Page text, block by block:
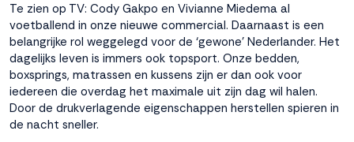
plaatsen we alleen
functionele en
analytische cookies.
Accepteren
Te zien op TV: Cody Gakpo en Vivianne Miedema al
voetballend in onze nieuwe commercial. Daarnaast is een
belangrijke rol weggelegd voor de ‘gewone’ Nederlander. Het
dagelijks leven is immers ook topsport. Onze bedden,
boxsprings, matrassen en kussens zijn er dan ook voor
iedereen die overdag het maximale uit zijn dag wil halen.
Door de drukverlagende eigenschappen herstellen spieren in
de nacht sneller.